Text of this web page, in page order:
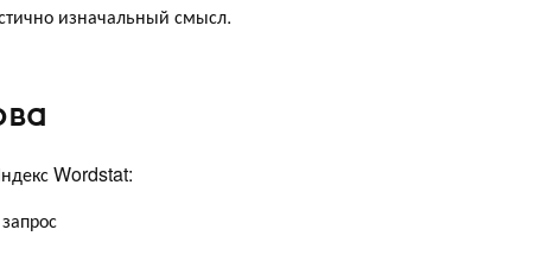
изначальный смысл.
Wordstat: